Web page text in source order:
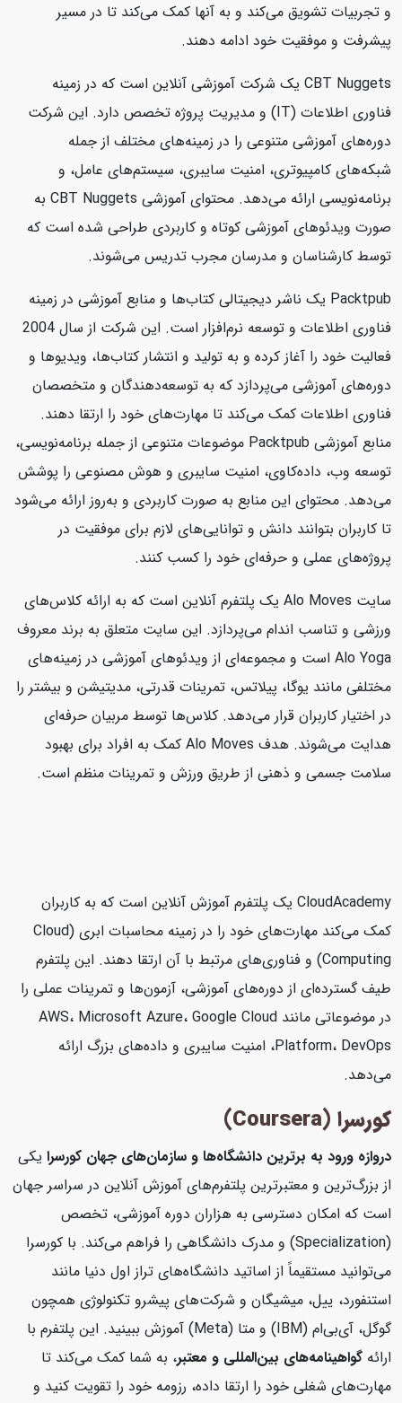
و تجربیات تشویق می‌کند و به آنها کمک می‌کند تا در مسیر
پیشرفت و موفقیت خود ادامه دهند.
CBT Nuggets یک شرکت آموزشی آنلاین است که در زمینه
فناوری اطلاعات (IT) و مدیریت پروژه تخصص دارد. این شرکت
دوره‌های آموزشی متنوعی را در زمینه‌های مختلف از جمله
شبکه‌های کامپیوتری، امنیت سایبری، سیستم‌های عامل، و
برنامه‌نویسی ارائه می‌دهد. محتوای آموزشی CBT Nuggets به
صورت ویدئوهای آموزشی کوتاه و کاربردی طراحی شده است که
توسط کارشناسان و مدرسان مجرب تدریس می‌شوند.
Packtpub یک ناشر دیجیتالی کتاب‌ها و منابع آموزشی در زمینه
فناوری اطلاعات و توسعه نرم‌افزار است. این شرکت از سال 2004
فعالیت خود را آغاز کرده و به تولید و انتشار کتاب‌ها، ویدیوها و
دوره‌های آموزشی می‌پردازد که به توسعه‌دهندگان و متخصصان
فناوری اطلاعات کمک می‌کند تا مهارت‌های خود را ارتقا دهند.
منابع آموزشی Packtpub موضوعات متنوعی از جمله برنامه‌نویسی،
توسعه وب، داده‌کاوی، امنیت سایبری و هوش مصنوعی را پوشش
می‌دهد. محتوای این منابع به صورت کاربردی و به‌روز ارائه می‌شود
تا کاربران بتوانند دانش و توانایی‌های لازم برای موفقیت در
پروژه‌های عملی و حرفه‌ای خود را کسب کنند.
سایت Alo Moves یک پلتفرم آنلاین است که به ارائه کلاس‌های
ورزشی و تناسب اندام می‌پردازد. این سایت متعلق به برند معروف
Alo Yoga است و مجموعه‌ای از ویدئوهای آموزشی در زمینه‌های
مختلفی مانند یوگا، پیلاتس، تمرینات قدرتی، مدیتیشن و بیشتر را
در اختیار کاربران قرار می‌دهد. کلاس‌ها توسط مربیان حرفه‌ای
هدایت می‌شوند. هدف Alo Moves کمک به افراد برای بهبود
سلامت جسمی و ذهنی از طریق ورزش و تمرینات منظم است.
CloudAcademy یک پلتفرم آموزش آنلاین است که به کاربران
کمک می‌کند مهارت‌های خود را در زمینه محاسبات ابری (Cloud
Computing) و فناوری‌های مرتبط با آن ارتقا دهند. این پلتفرم
طیف گسترده‌ای از دوره‌های آموزشی، آزمون‌ها و تمرینات عملی را
در موضوعاتی مانند AWS، Microsoft Azure، Google Cloud
Platform، DevOps، امنیت سایبری و داده‌های بزرگ ارائه
می‌دهد.
کورسرا (Coursera)
دروازه ورود به برترین دانشگاه‌ها و سازمان‌های جهان کورسرایکی
از بزرگ‌ترین و معتبرترین پلتفرم‌های آموزش آنلاین در سراسر جهان
است که امکان دسترسی به هزاران دوره آموزشی، تخصص
(Specialization) و مدرک دانشگاهی را فراهم می‌کند. با کورسرا
می‌توانید مستقیماً از اساتید دانشگاه‌های تراز اول دنیا مانند
استنفورد، ییل، میشیگان و شرکت‌های پیشرو تکنولوژی همچون
گوگل، آی‌بی‌ام (IBM) و متا (Meta) آموزش ببینید. این پلتفرم با
ارائهگواهینامه‌های بین‌المللی و معتبر، به شما کمک می‌کند تا
مهارت‌های شغلی خود را ارتقا داده، رزومه خود را تقویت کنید و